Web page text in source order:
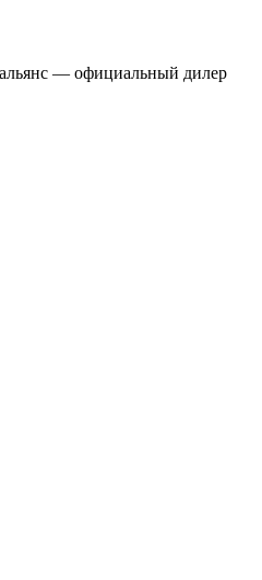
— официальный дилер